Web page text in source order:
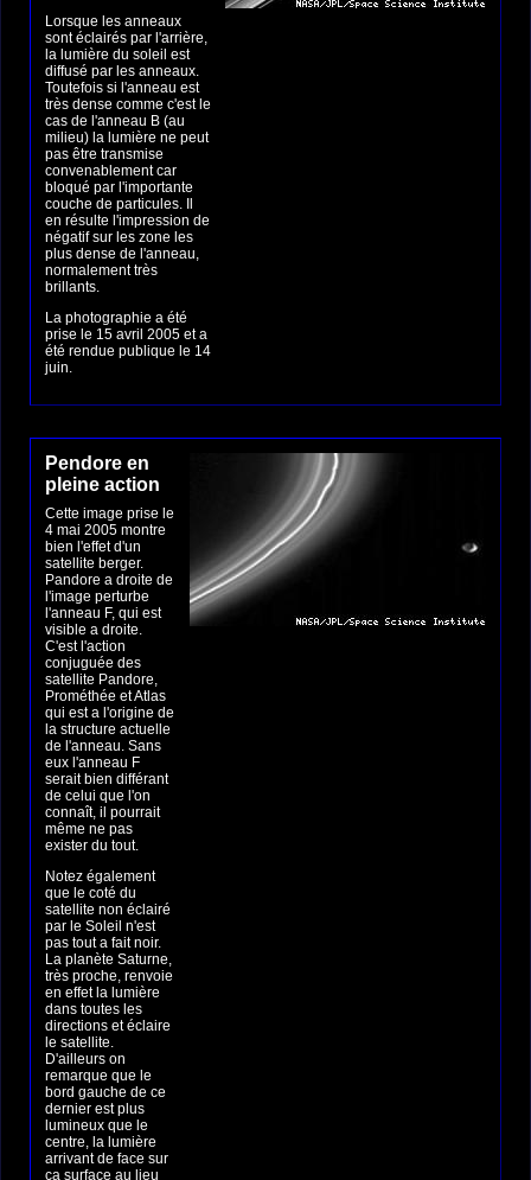
Lorsque les anneaux
sont éclairés par l'arrière,
la lumière du soleil est
diffusé par les anneaux.
Toutefois si l'anneau est
très dense comme c'est le
cas de l'anneau B (au
milieu) la lumière ne peut
pas être transmise
convenablement car
bloqué par l'importante
couche de particules. Il
en résulte l'impression de
négatif sur les zone les
plus dense de l'anneau,
normalement très
brillants.
La photographie a été
prise le 15 avril 2005 et a
été rendue publique le 14
juin.
Pendore en
pleine action
Cette image prise le
4 mai 2005 montre
bien l'effet d'un
satellite berger.
Pandore a droite de
l'image perturbe
l'anneau F, qui est
visible a droite.
C'est l'action
conjuguée des
satellite Pandore,
Prométhée et Atlas
qui est a l'origine de
la structure actuelle
de l'anneau. Sans
eux l'anneau F
serait bien différant
de celui que l'on
connaît, il pourrait
même ne pas
exister du tout.
Notez également
que le coté du
satellite non éclairé
par le Soleil n'est
pas tout a fait noir.
La planète Saturne,
très proche, renvoie
en effet la lumière
dans toutes les
directions et éclaire
le satellite.
D'ailleurs on
remarque que le
bord gauche de ce
dernier est plus
lumineux que le
centre, la lumière
arrivant de face sur
ça surface au lieu